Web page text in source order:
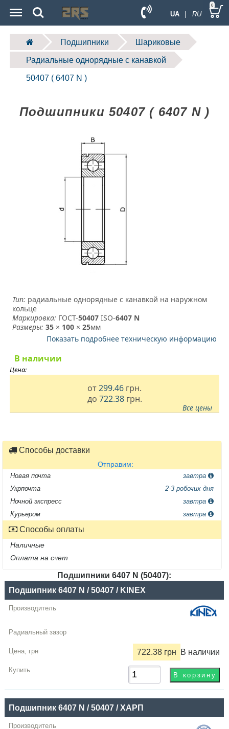
UA | RU
Search 0
Подшипники Шариковые
Радиальные однорядные c канавкой
50407 ( 6407 N )
Подшипники 50407 ( 6407 N )
Тип: радиальные однорядные с канавкой на наружном
кольце
Маркировка: ГОСТ-50407 ­ ISO-6407 N
Размеры: 35 × 100 ×25мм
Показать подробнее техническую информацию
В наличии
Цена:
от299.46 грн.
до 722.38 грн.
Все цены
Способы доставки
Отправим:
Новая почта
завтра
Укрпочта
2-3 робочих дня
Ночной экспресс
завтра
Курьером
завтра
Способы оплаты
Наличные
Оплата на счет
Подшипники 6407 N (50407):
Название
Производитель
Радиальный
зазор
Цена,
грн
Подшипник 6407 N / 50407 / KINEX
722.38 грн В наличии
Подшипник 6407 N / 50407 / ХАРП